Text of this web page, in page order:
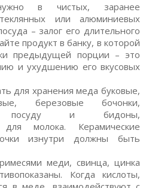
в чистых, заранее
или алюминиевых
– залог его длительного
продукт в банку, в которой
предыдущей порции – это
и ухудшению его вкусовых
для хранения меда буковые,
березовые бочонки,
посуду и бидоны,
для молока. Керамические
изнутри должны быть
меди, свинца, цинка
Когда кислоты,